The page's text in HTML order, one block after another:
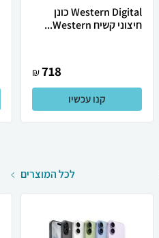
Western Digital כונן
חיצוני קשיח Western...
718
₪
קנו עכשיו
לכל המוצרים